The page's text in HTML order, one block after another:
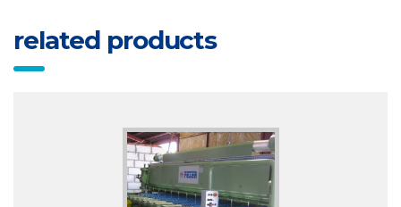
related products